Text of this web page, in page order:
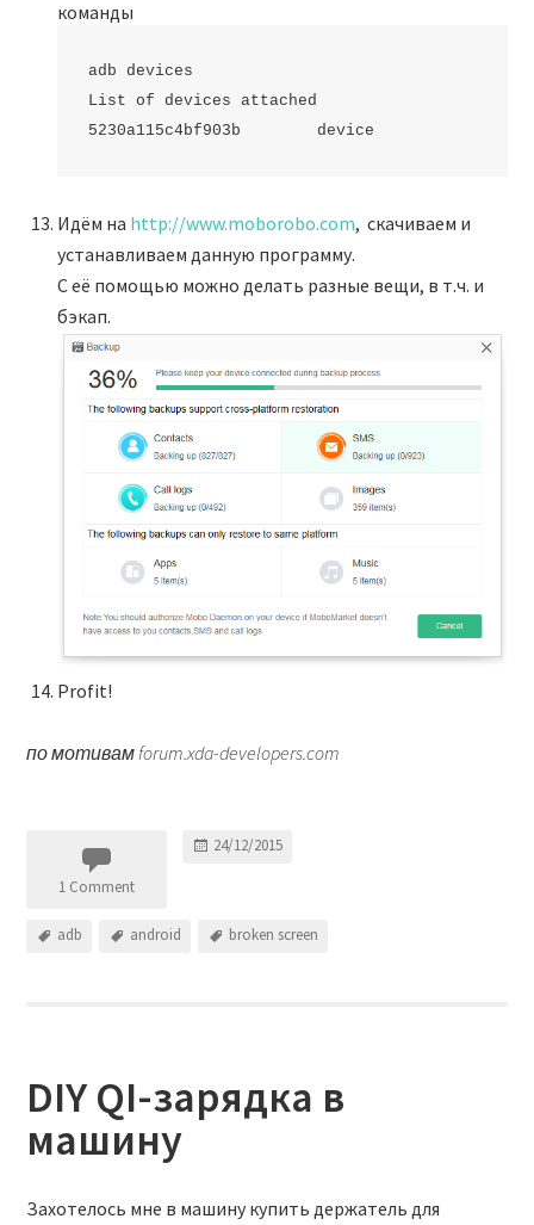
команды
adb devices
List of devices attached
5230a115c4bf903b        device
Идём на http://www.moborobo.com, скачиваем и
устанавливаем данную программу.
С её помощью можно делать разные вещи, в т.ч. и
бэкап.
Profit!
по мотивам forum.xda-developers.com
1 Comment
24/12/2015
adb android broken screen
DIY QI-зарядка в
машину
Захотелось мне в машину купить держатель для